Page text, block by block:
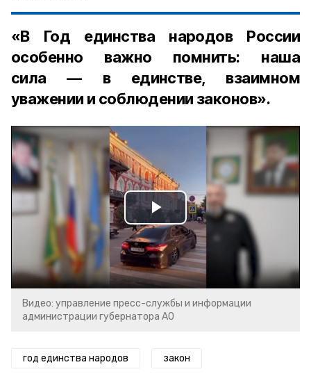
«В Год единства народов России
особенно важно помнить: наша
сила — в единстве, взаимном
уважении и соблюдении законов».
Play
Video
Видео: управление пресс-службы и информации
администрации губернатора АО
год единства народов закон